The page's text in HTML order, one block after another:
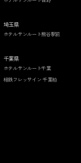
埼玉県
ホテルサンルート熊谷駅前
千葉県
ホテルサンルート千葉
相鉄フレッサイン 千葉柏